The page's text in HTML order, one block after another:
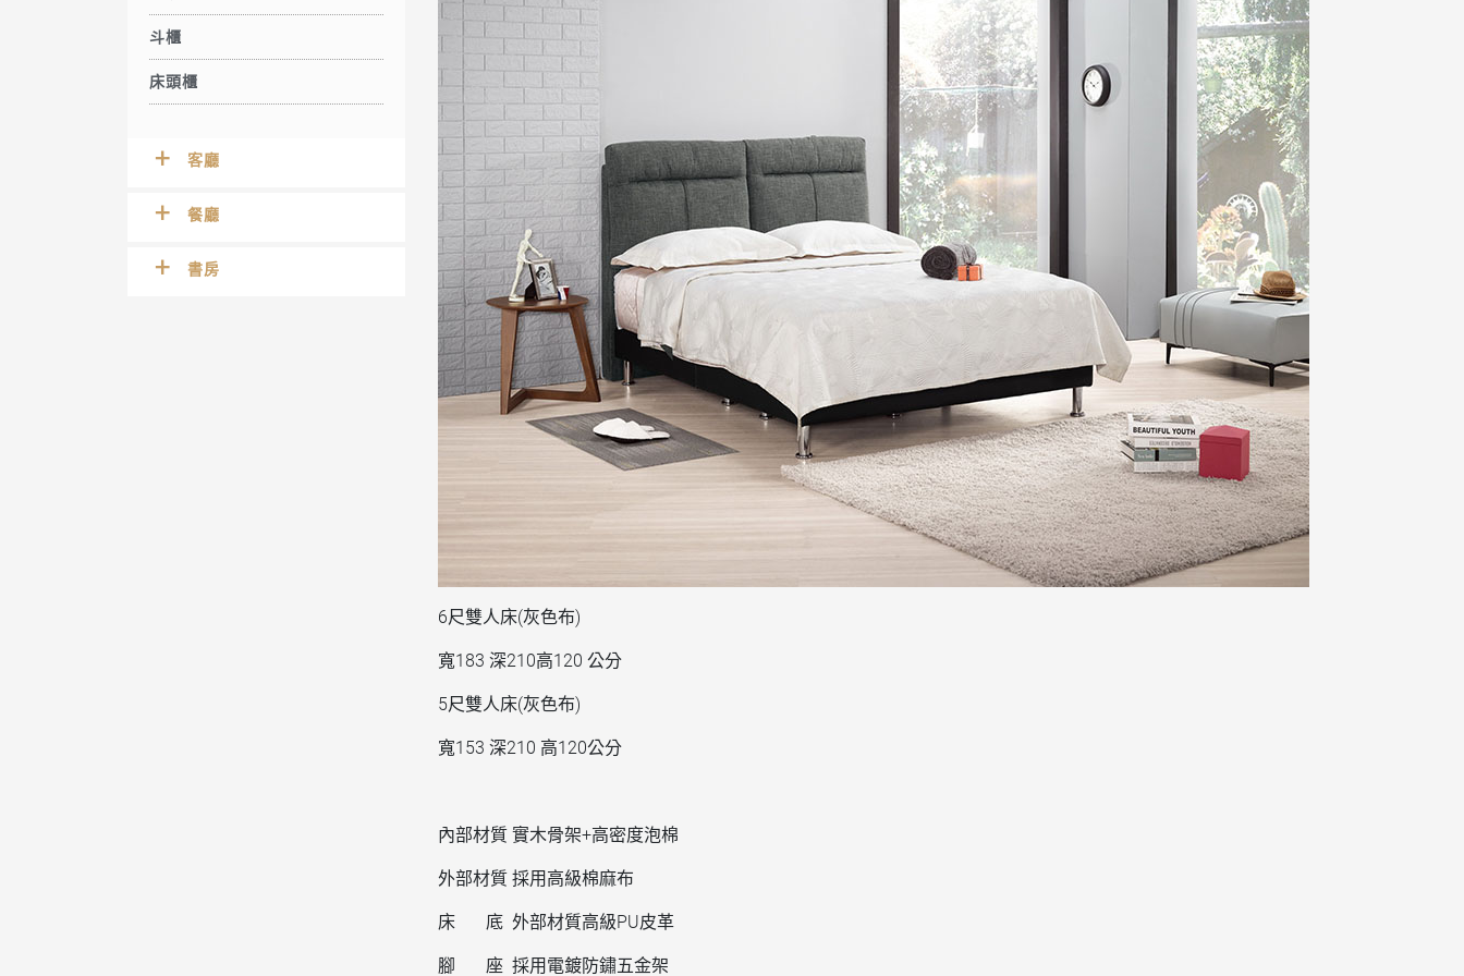
斗櫃
床頭櫃
客廳
餐廳
書房
6尺雙人床(灰色布)
寬183 深210高120 公分
5尺雙人床(灰色布)
寬153 深210 高120公分
內部材質 實木骨架+高密度泡棉
外部材質 採用高級棉麻布
床 底 外部材質高級PU皮革
腳 座 採用電鍍防鏽五金架